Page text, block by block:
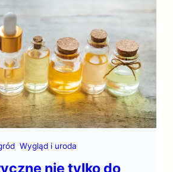
zapach.
do szafy
i szybko odświeżyć
Wygląd i uroda
nie tylko do